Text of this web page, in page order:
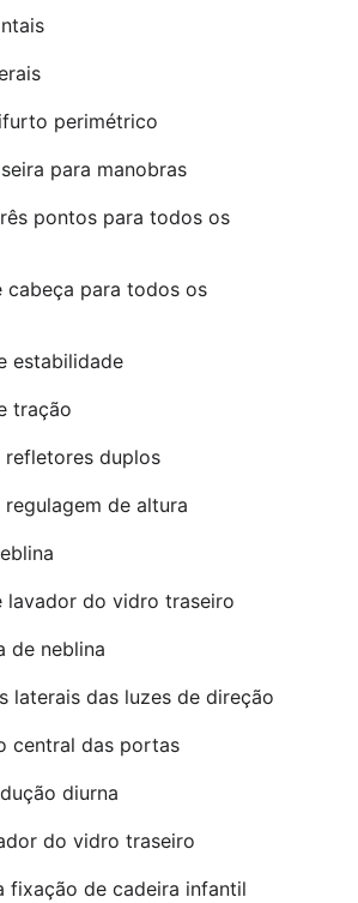
perimétrico
para manobras
pontos para todos os
cabeça para todos os
estabilidade
tração
refletores duplos
regulagem de altura
lavador do vidro traseiro
de neblina
laterais das luzes de direção
central das portas
diurna
do vidro traseiro
fixação de cadeira infantil